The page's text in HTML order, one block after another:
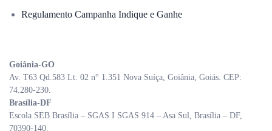
Regulamento Campanha Indique e Ganhe
Goiânia-GO
Av. T63 Qd.583 Lt. 02 n° 1.351 Nova Suíça, Goiânia, Goiás. CEP:
74.280-230.
Brasília-DF
Escola SEB Brasília – SGAS I SGAS 914 – Asa Sul, Brasília – DF,
70390-140.